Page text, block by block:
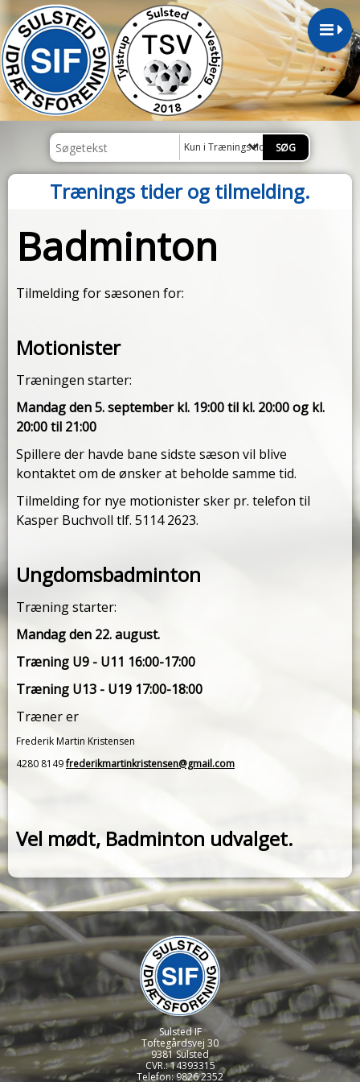
Kun i Trænings tider og tilmelding.
Trænings tider og tilmelding.
Badminton
Tilmelding for sæsonen for:
Motionister
Træningen starter:
Mandag den 5. september kl. 19:00 til kl. 20:00 og kl.
20:00 til 21:00
Spillere der havde bane sidste sæson vil blive
kontaktet om de ønsker at beholde samme tid.
Tilmelding for nye motionister sker pr. telefon til
Kasper Buchvoll tlf. 5114 2623.
Ungdomsbadminton
Træning starter:
Mandag den 22. august.
Træning U9 - U11 16:00-17:00
Træning U13 - U19 17:00-18:00
Træner er
Frederik Martin Kristensen
4280 8149frederikmartinkristensen@gmail.com
Vel mødt, Badminton udvalget.
Sulsted IF
Toftegårdsvej 30
9381 Sulsted
CVR.: 14393315
Telefon: 9826 2352